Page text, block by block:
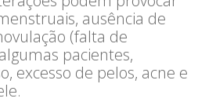
ausência de
(falta de
pacientes,
excesso de pelos, acne e